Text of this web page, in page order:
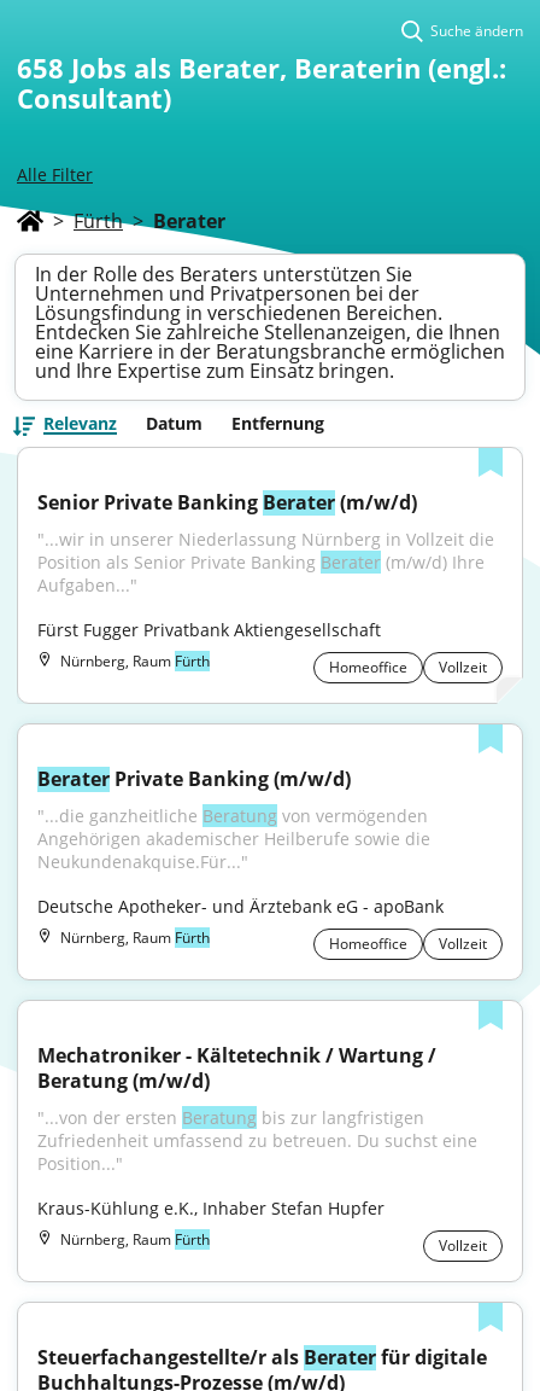
Alle Filter
Suche ändern
658 Jobs als Berater, Beraterin (engl.:
Consultant)
> Fürth > Berater
In der Rolle des Beraters unterstützen Sie
Unternehmen und Privatpersonen bei der
Lösungsfindung in verschiedenen Bereichen.
Entdecken Sie zahlreiche Stellenanzeigen, die Ihnen
eine Karriere in der Beratungsbranche ermöglichen
und Ihre Expertise zum Einsatz bringen.
Relevanz Datum Entfernung
Senior Private Banking Berater (m/w/d)
"...wir in unserer Niederlassung Nürnberg in Vollzeit die
Position als Senior Private Banking Berater (m/w/d) Ihre
Aufgaben..."
Fürst Fugger Privatbank Aktiengesellschaft
Nürnberg, Raum Fürth Homeoffice Vollzeit
Berater Private Banking (m/w/d)
"...die ganzheitliche Beratung von vermögenden
Angehörigen akademischer Heilberufe sowie die
Neukundenakquise.Für..."
Deutsche Apotheker- und Ärztebank eG - apoBank
Nürnberg, Raum Fürth Homeoffice Vollzeit
Mechatroniker - Kältetechnik / Wartung /
Beratung (m/w/d)
"...von der ersten Beratung bis zur langfristigen
Zufriedenheit umfassend zu betreuen. Du suchst eine
Position..."
Kraus-Kühlung e.K., Inhaber Stefan Hupfer
Nürnberg, Raum Fürth Vollzeit
Steuerfachangestellte/r als Berater für digitale
Buchhaltungs-Prozesse (m/w/d)